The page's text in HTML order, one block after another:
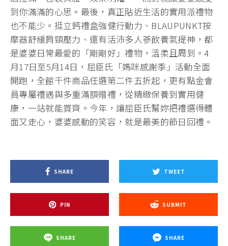
到你滿滿的心思。最後，真正貼近生活的實用派禮物
也不能少。挺立鈣禮盒強健行動力、BLAUPUNKT按
摩器舒緩肩頸壓力、還有活沛多人蔘飲養氣提神，都
是婆婆日常最愛的「剛剛好」禮物，溫柔且周到。4
月17日至5月14日，屈臣氏「媽咪感謝季」活動全面
開跑，全館千件商品任選第二件五折起，更有點金會
員專屬禮遇與多重滿額贈禮，從精緻保養到實用健
康，一站就能買齊。今年，讓屈臣氏幫妳把禮選得體
面又走心，婆婆感動的笑容，就是最美的節日回禮。
SHARE TWEET
PIN SUBMIT
SHARE SHARE